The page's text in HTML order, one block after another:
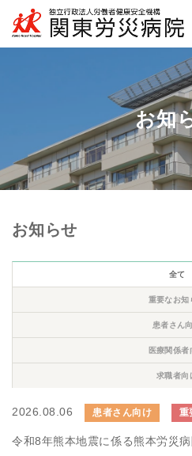
お知
お知らせ
全て
重要なお知
患者さん
医療関係者
求職者向
2026.08.06 患者さん向け 重
令和8年熊本地震に係る熊本労災